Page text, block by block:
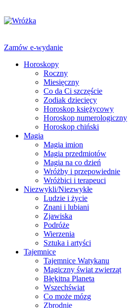
Zamów e-wydanie
Horoskopy
Roczny
Miesięczny
Co da Ci szczęście
Zodiak dziecięcy
Horoskop księżycowy
Horoskop numerologiczny
Horoskop chiński
Magia
Magia imion
Magia przedmiotów
Magia na co dzień
Wróżby i przepowiednie
Wróżbici i terapeuci
Niezwykli/Niezwykłe
Ludzie i życie
Znani i lubiani
Zjawiska
Podróże
Wierzenia
Sztuka i artyści
Tajemnice
Tajemnice Watykanu
Magiczny świat zwierząt
Błękitna Planeta
Wszechświat
Co może mózg
Zbrodnie